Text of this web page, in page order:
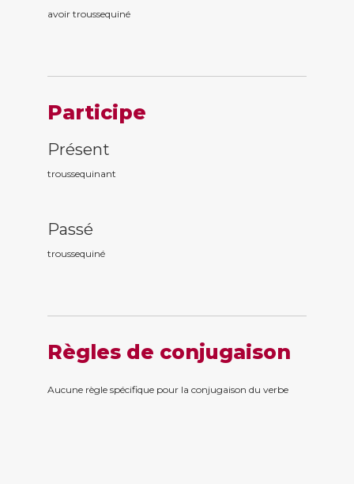
avoir troussequiné
Participe
Présent
troussequinant
Passé
troussequiné
Règles de conjugaison
Aucune règle spécifique pour la conjugaison du verbe